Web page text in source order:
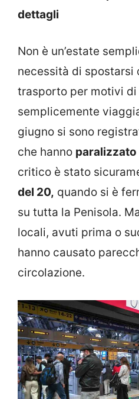
dettagli
Non è un’estate
necessità di spostarsi
trasporto per motivi di
semplicemente
giugno si sono
che hanno
critico è stato
del 20, quando si è
su tutta la Penisola.
locali, avuti prima o
hanno causato
circolazione.